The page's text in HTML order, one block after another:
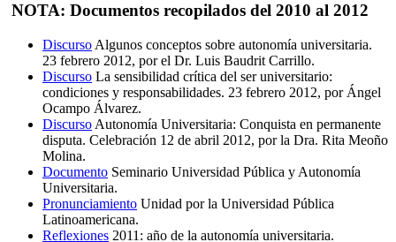
NOTA: Documentos recopilados del 2010 al 2012
Discurso Algunos conceptos sobre autonomía universitaria.
23 febrero 2012, por el Dr. Luis Baudrit Carrillo.
Discurso La sensibilidad crítica del ser universitario:
condiciones y responsabilidades. 23 febrero 2012, por Ángel
Ocampo Álvarez.
Discurso Autonomía Universitaria: Conquista en permanente
disputa. Celebración 12 de abril 2012, por la Dra. Rita Meoño
Molina.
Documento Seminario Universidad Pública y Autonomía
Universitaria.
Pronunciamiento Unidad por la Universidad Pública
Latinoamericana.
Reflexiones 2011: año de la autonomía universitaria.